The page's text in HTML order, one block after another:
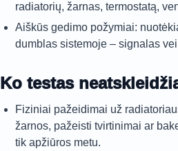
radiatorių, žarnas, termostatą,
Aiškūs gedimo požymiai:
dumblas sistemoje – signalas
Ko testas
Fiziniai pažeidimai už
žarnos, pažeisti tvirtinimai ar
tik apžiūros metu.